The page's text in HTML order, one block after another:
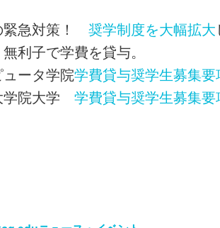
緊急対策！奨学制度を大幅拡大
利子で学費を貸与。
ータ学院学費貸与奨学生募集要
学院大学学費貸与奨学生募集要